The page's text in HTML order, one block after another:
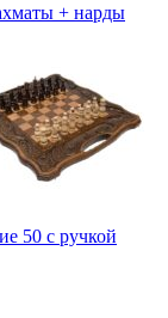
+ нарды
50 с ручкой